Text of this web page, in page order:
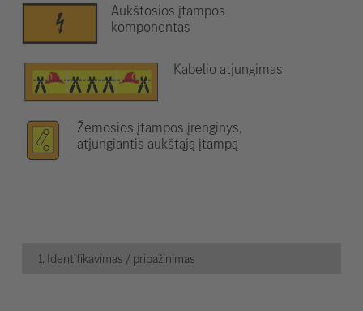
Aukštosios įtampos
komponentas
Kabelio atjungimas
Žemosios įtampos įrenginys,
atjungiantis aukštąją įtampą
1. Identifikavimas / pripažinimas